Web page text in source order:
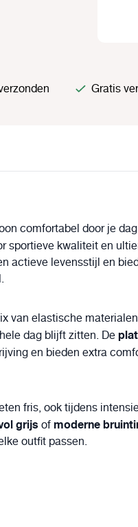
Gratis
comfortabel door je
sportieve kwaliteit en
actieve levensstijl en
van elastische
dag blijft zitten. De
en bieden extra
fris, ook tijdens
grijs of moderne
outfit passen.